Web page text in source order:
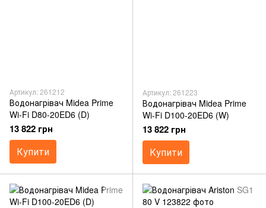
Артикул: 261212
Водонагрівач Midea Prime
Wi-Fi D80-20ED6 (D)
13 822 грн
Купити
Артикул: 261223
Водонагрівач Midea Prime
Wi-Fi D100-20ED6 (W)
13 822 грн
Купити